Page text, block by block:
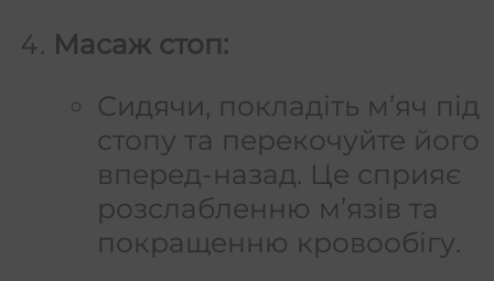
Масаж стоп:
Сидячи, покладіть м’яч під
стопу та перекочуйте його
вперед-назад. Це сприяє
розслабленню м’язів та
покращенню кровообігу.